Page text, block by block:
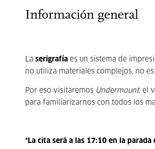
Información general
La serigrafía es un sistema de
no utiliza materiales complejos, no
Por eso visitaremos Undermount, el
para familiarizarnos con todos los
*La cita será a las 17:10 en la